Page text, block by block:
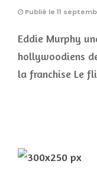
Publié le 11
Eddie Murphy
hollywoodiens
la franchise Le